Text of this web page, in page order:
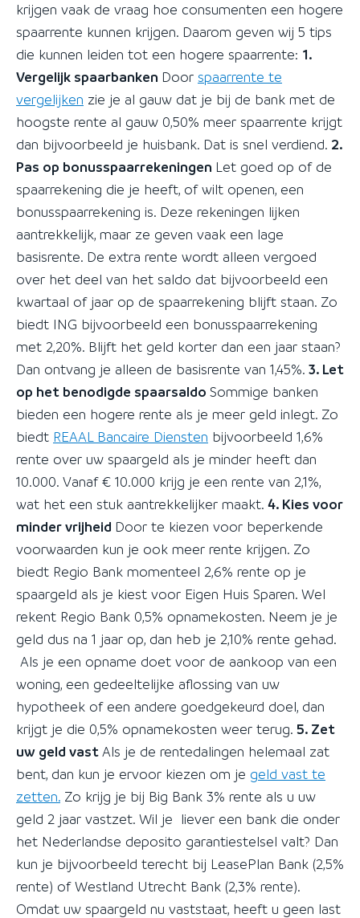
krijgen vaak de vraag hoe consumenten een hogere
spaarrente kunnen krijgen. Daarom geven wij 5 tips
die kunnen leiden tot een hogere spaarrente: 1.
Vergelijk spaarbanken Door spaarrente te
vergelijken zie je al gauw dat je bij de bank met de
hoogste rente al gauw 0,50% meer spaarrente krijgt
dan bijvoorbeeld je huisbank. Dat is snel verdiend. 2.
Pas op bonusspaarrekeningen Let goed op of de
spaarrekening die je heeft, of wilt openen, een
bonusspaarrekening is. Deze rekeningen lijken
aantrekkelijk, maar ze geven vaak een lage
basisrente. De extra rente wordt alleen vergoed
over het deel van het saldo dat bijvoorbeeld een
kwartaal of jaar op de spaarrekening blijft staan. Zo
biedt ING bijvoorbeeld een bonusspaarrekening
met 2,20%. Blijft het geld korter dan een jaar staan?
Dan ontvang je alleen de basisrente van 1,45%. 3. Let
op het benodigde spaarsaldo Sommige banken
bieden een hogere rente als je meer geld inlegt. Zo
biedt REAAL Bancaire Diensten bijvoorbeeld 1,6%
rente over uw spaargeld als je minder heeft dan
10.000. Vanaf € 10.000 krijg je een rente van 2,1%,
wat het een stuk aantrekkelijker maakt. 4. Kies voor
minder vrijheid Door te kiezen voor beperkende
voorwaarden kun je ook meer rente krijgen. Zo
biedt Regio Bank momenteel 2,6% rente op je
spaargeld als je kiest voor Eigen Huis Sparen. Wel
rekent Regio Bank 0,5% opnamekosten. Neem je je
geld dus na 1 jaar op, dan heb je 2,10% rente gehad.
Als je een opname doet voor de aankoop van een
woning, een gedeeltelijke aflossing van uw
hypotheek of een andere goedgekeurd doel, dan
krijgt je die 0,5% opnamekosten weer terug. 5. Zet
uw geld vastAls je de rentedalingen helemaal zat
bent, dan kun je ervoor kiezen om je geld vast te
zetten. Zo krijg je bij Big Bank 3% rente als u uw
geld 2 jaar vastzet. Wil je liever een bank die onder
het Nederlandse deposito garantiestelsel valt? Dan
kun je bijvoorbeeld terecht bij LeasePlan Bank (2,5%
rente) of Westland Utrecht Bank (2,3% rente).
Omdat uw spaargeld nu vaststaat, heeft u geen last